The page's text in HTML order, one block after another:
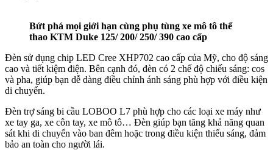
Bứt phá mọi giới hạn cùng phụ tùng xe mô tô thể
thao KTM Duke 125/ 200/ 250/ 390 cao cấp
Đèn sử dụng chip LED Cree XHP702 cao cấp của Mỹ, cho độ sáng
cao và tiết kiệm điện. Bên cạnh đó, đèn có 2 chế độ chiếu sáng: cos
và pha, giúp bạn dễ dàng điều chỉnh ánh sáng phù hợp với điều kiện
di chuyển.
Đèn trợ sáng bi cầu LOBOO L7 phù hợp cho các loại xe máy như
xe tay ga, xe côn tay, xe mô tô… Đèn giúp bạn tăng khả năng quan
sát khi di chuyển vào ban đêm hoặc trong điều kiện thiếu sáng, đảm
bảo an toàn cho người lái.